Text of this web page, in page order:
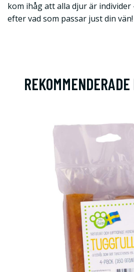
kom ihåg att alla djur är
efter vad som passar just din vän!